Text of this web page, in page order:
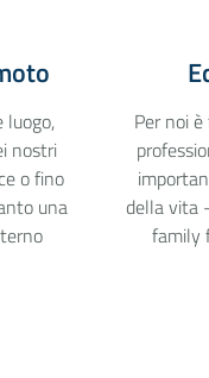
luogo,
nostri
o fino
una
Per noi
della vita
family